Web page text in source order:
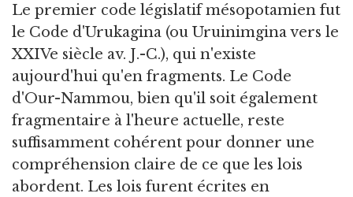
Le premier code législatif mésopotamien fut
le Code d'Urukagina (ou Uruinimgina vers le
XXIVe siècle av. J.-C.), qui n'existe
aujourd'hui qu'en fragments. Le Code
d'Our-Nammou, bien qu'il soit également
fragmentaire à l'heure actuelle, reste
suffisamment cohérent pour donner une
compréhension claire de ce que les lois
abordent. Les lois furent écrites en